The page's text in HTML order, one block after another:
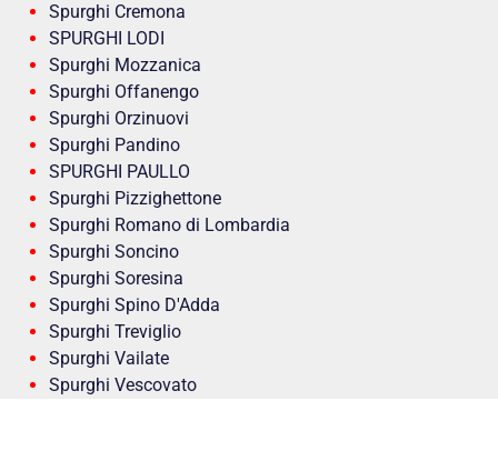
Spurghi Cremona
SPURGHI LODI
Spurghi Mozzanica
Spurghi Offanengo
Spurghi Orzinuovi
Spurghi Pandino
SPURGHI PAULLO
Spurghi Pizzighettone
Spurghi Romano di Lombardia
Spurghi Soncino
Spurghi Soresina
Spurghi Spino D'Adda
Spurghi Treviglio
Spurghi Vailate
Spurghi Vescovato